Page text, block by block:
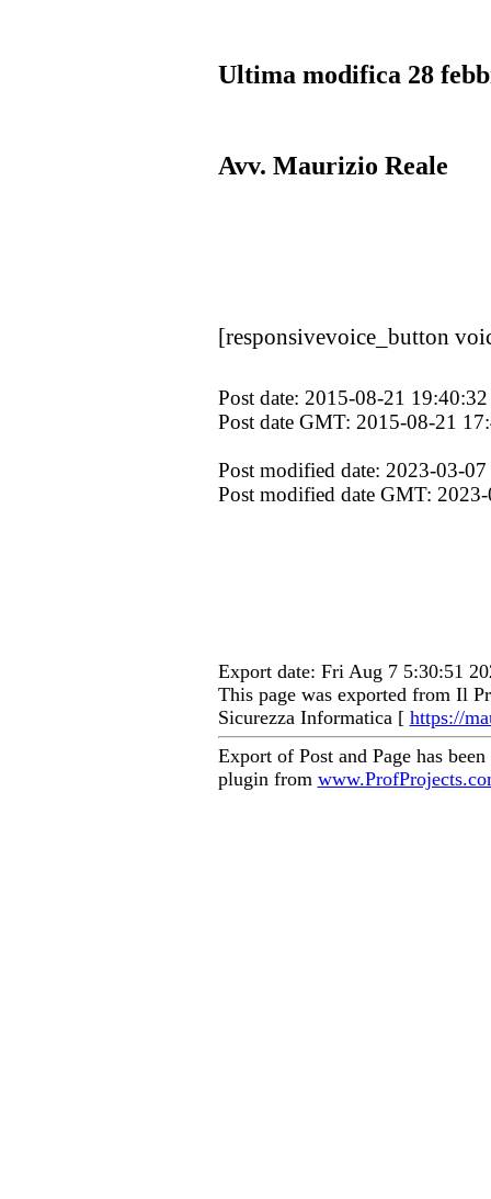
Ultima modifica 28
Avv. Maurizio Reale
[responsivevoice_button
Post date: 2015-08-21 19:40:32
Post date GMT: 2015-08-21
Post modified date: 2023-03-
Post modified date GMT:
Export date: Fri Aug 7 5:30:51
This page was exported from Il
Sicurezza Informatica [ https://
Export of Post and Page has
plugin from